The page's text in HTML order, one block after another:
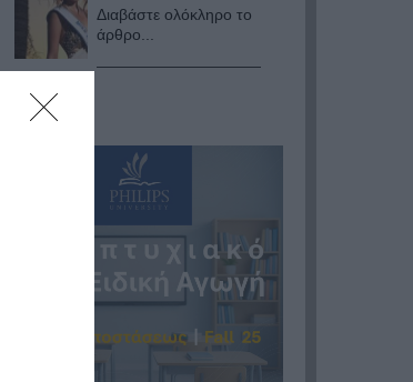
Διαβάστε ολόκληρο το
άρθρο...